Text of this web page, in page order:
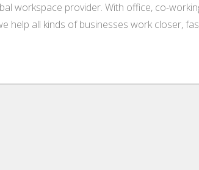
workspace provider. With office, co-
help all kinds of businesses work closer,